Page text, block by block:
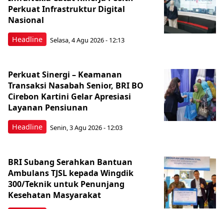
Headline
Perkuat Infrastruktur Digital
Nasional
Selasa, 4 Agu 2026 - 12:13
Headline
Perkuat Sinergi – Keamanan
Transaksi Nasabah Senior, BRI BO
Cirebon Kartini Gelar Apresiasi
Layanan Pensiunan
Senin, 3 Agu 2026 - 12:03
BRI Subang Serahkan Bantuan
Ambulans TJSL kepada Wingdik
300/Teknik untuk Penunjang
Kesehatan Masyarakat ​